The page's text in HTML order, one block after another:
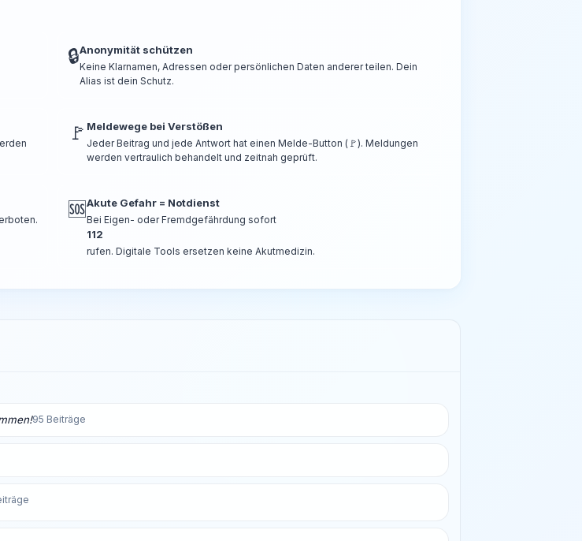
🔒Anonymität schützen
Keine Klarnamen, Adressen oder persönlichen Daten anderer teilen. Dein
Alias ist dein Schutz.
🚩 Meldewege bei Verstößen
Jeder Beitrag und jede Antwort hat einen Melde-Button (🚩). Meldungen
werden vertraulich behandelt und zeitnah geprüft.
🆘Akute Gefahr = Notdienst
Bei Eigen- oder Fremdgefährdung sofort
112
rufen. Digitale Tools ersetzen keine Akutmedizin.
95 Beiträge